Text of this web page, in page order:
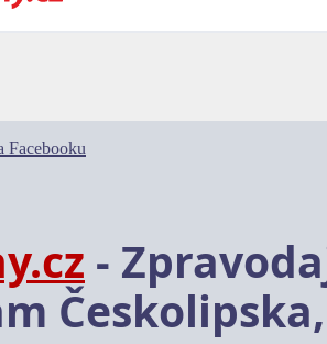
Facebooku
-